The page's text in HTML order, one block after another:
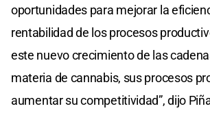
oportunidades para mejorar la
rentabilidad de los procesos
este nuevo crecimiento de las
materia de cannabis, sus procesos
aumentar su competitividad”, dijo